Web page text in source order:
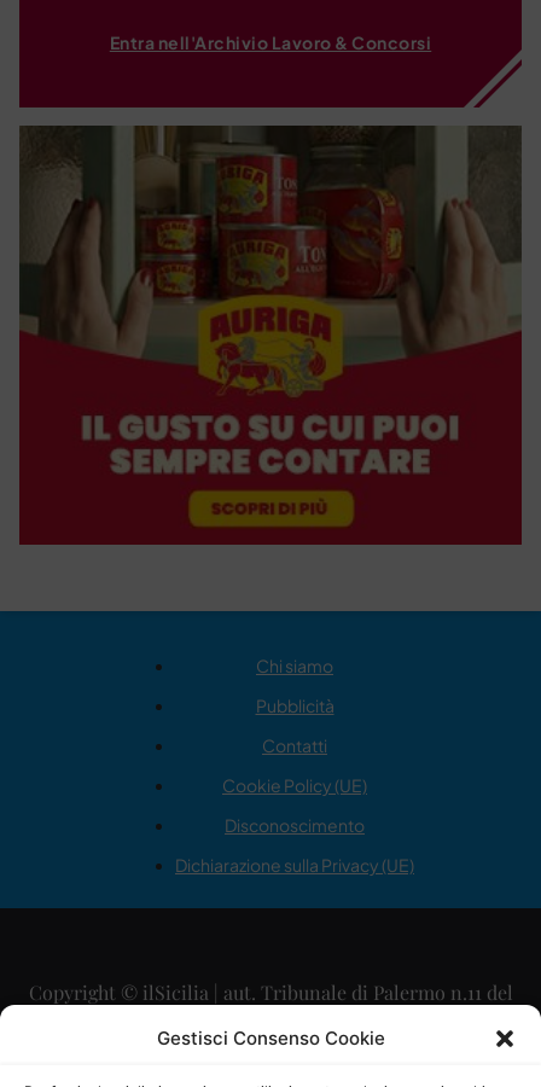
Gestisci Consenso Cookie
Entra nell'Archivio Lavoro & Concorsi
Chi siamo
Pubblicità
Contatti
Cookie Policy (UE)
Disconoscimento
Dichiarazione sulla Privacy (UE)
Copyright © ilSicilia | aut. Tribunale di Palermo n.11 del
29/09/2015